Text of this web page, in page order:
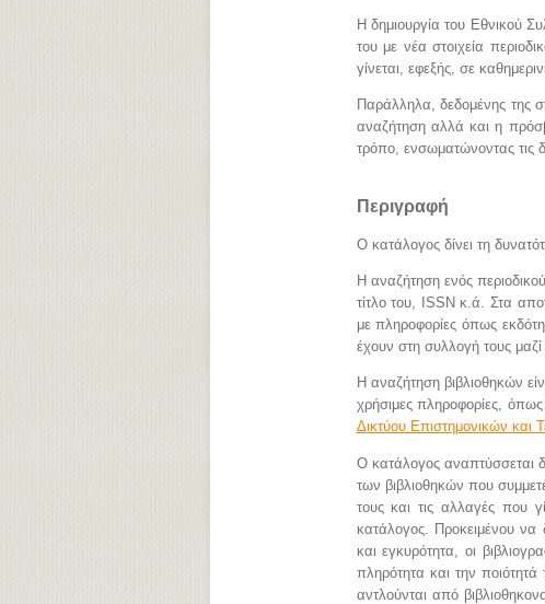
Η δημιουργία του Εθνικού
του με νέα στοιχεία
γίνεται, εφεξής, σε
Παράλληλα, δεδομένης της
αναζήτηση αλλά και η
τρόπο, ενσωματώνοντας τις
Περιγραφή
Ο κατάλογος δίνει τη
Η αναζήτηση ενός
τίτλο του, ISSN κ.ά. Στα
με πληροφορίες όπως
έχουν στη συλλογή τους μαζί
Η αναζήτηση βιβλιοθηκών
χρήσιμες πληροφορίες, όπως
Δικτύου Επιστημονικών και
Ο κατάλογος αναπτύσσεται
των βιβλιοθηκών που
τους και τις αλλαγές που
κατάλογος. Προκειμένου να
και εγκυρότητα, οι
πληρότητα και την
αντλούνται από